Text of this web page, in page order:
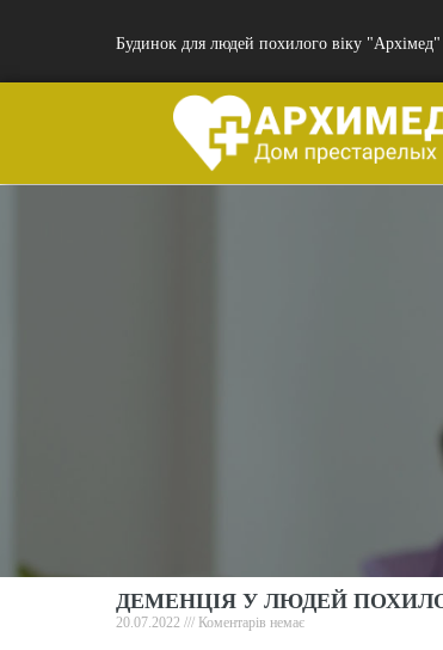
Будинок для людей похилого віку "Архімед"
ДЕМЕНЦІЯ У ЛЮДЕЙ
20.07.2022 Коментарів немає